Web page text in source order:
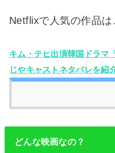
Netflixで人気の作品は
キム・テヒ出演韓国ドラマ
じやキャストネタバレを紹
どんな映画なの？